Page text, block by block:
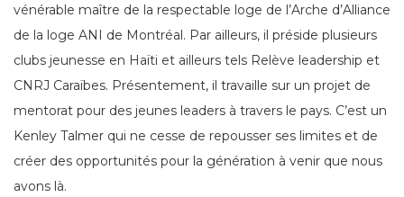
vénérable maître de la respectable loge de l’Arche d’Alliance
de la loge ANI de Montréal. Par ailleurs, il préside plusieurs
clubs jeunesse en Haïti et ailleurs tels Relève leadership et
CNRJ Caraïbes. Présentement, il travaille sur un projet de
mentorat pour des jeunes leaders à travers le pays. C’est un
Kenley Talmer qui ne cesse de repousser ses limites et de
créer des opportunités pour la génération à venir que nous
avons là.